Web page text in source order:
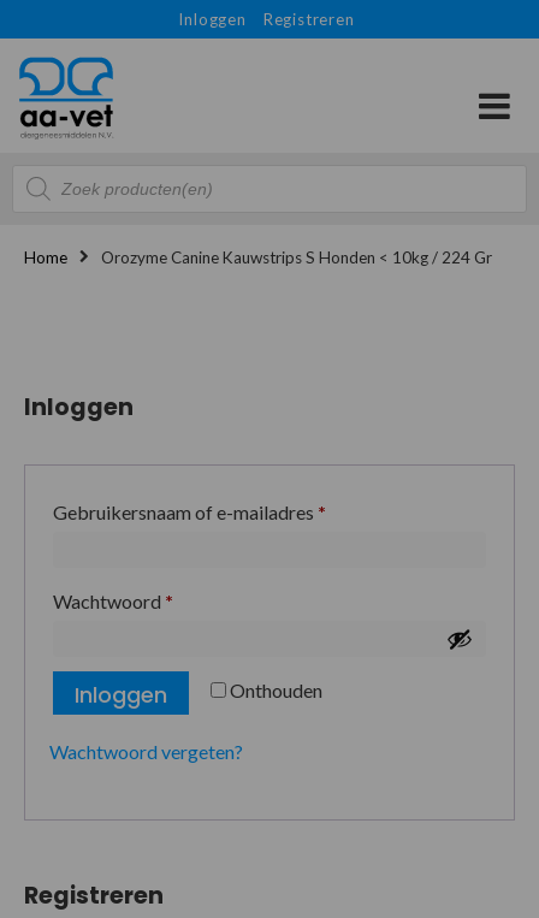
Inloggen Registreren
Producten
zoeken
Home Orozyme Canine Kauwstrips S Honden < 10kg / 224 Gr
Inloggen
Gebruikersnaam of e-mailadres *
Wachtwoord *
Onthouden
Inloggen
Wachtwoord vergeten?
Registreren